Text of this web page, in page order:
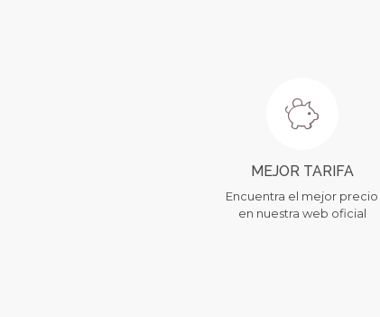
MEJOR TARIFA
Encuentra el mejor precio
en nuestra web oficial